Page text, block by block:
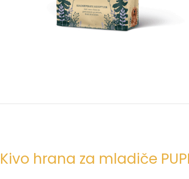
Kivo hrana za mladiče